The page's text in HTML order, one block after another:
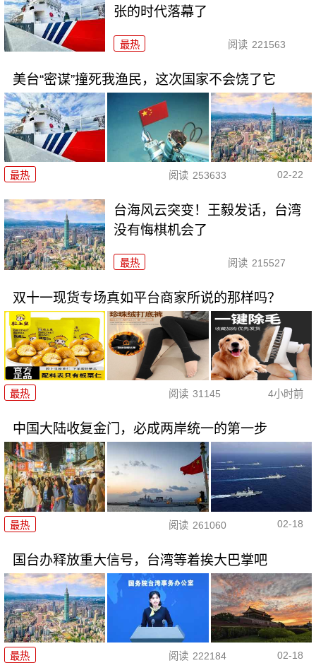
张的时代落幕了
最热 阅读 221563
美台“密谋”撞死我渔民，这次国家不会饶了它
最热 阅读 253633 02-22
台海风云突变！王毅发话，台湾
没有悔棋机会了
最热 阅读 215527
双十一现货专场真如平台商家所说的那样吗？
最热 阅读 31145 4小时前
中国大陆收复金门，必成两岸统一的第一步
最热 阅读 261060 02-18
国台办释放重大信号，台湾等着挨大巴掌吧
最热 阅读 222184 02-18